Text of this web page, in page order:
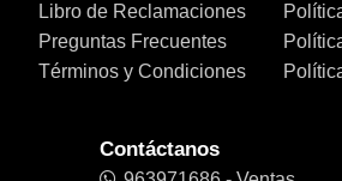
Libro de Reclamaciones
Preguntas Frecuentes
Términos y Condiciones
Contáctanos